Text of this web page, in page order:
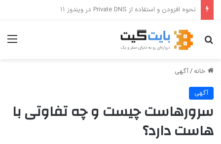
جستجو برای
خانه /آگهی
آگهی
سرورهاست چیست و چه تفاوتی با
هاست دارد؟